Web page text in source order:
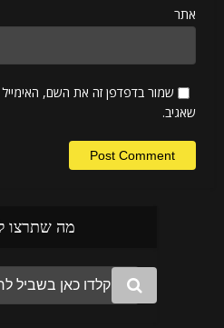
אתר
שמור בדפדפן זה את השם,
שאגיב.
מה שתרצו